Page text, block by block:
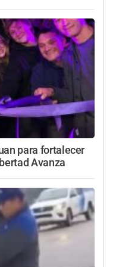
para fortalecer
Avanza